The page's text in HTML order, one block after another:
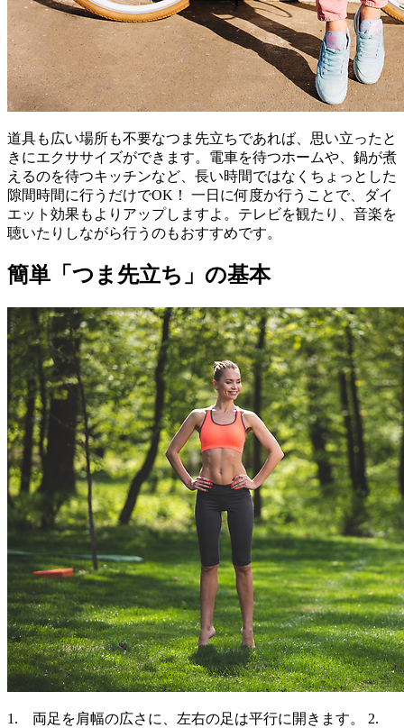
道具も広い場所も不要なつま先立ちであれば、思い立ったと
きにエクササイズができます。電車を待つホームや、鍋が煮
えるのを待つキッチンなど、長い時間ではなくちょっとした
隙間時間に行うだけでOK！ 一日に何度か行うことで、ダイ
エット効果もよりアップしますよ。テレビを観たり、音楽を
聴いたりしながら行うのもおすすめです。
簡単「つま先立ち」の基本
1. 両足を肩幅の広さに、左右の足は平行に開きます。 2.